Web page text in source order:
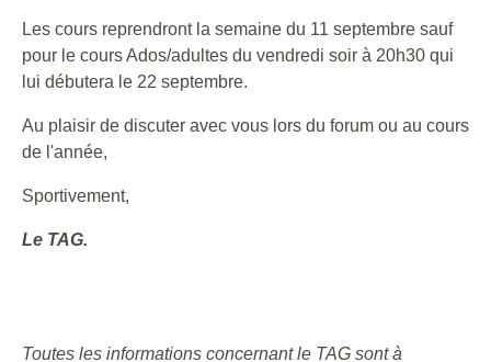
Les cours reprendront la semaine du 11 septembre sauf
pour le cours Ados/adultes du vendredi soir à 20h30 qui
lui débutera le 22 septembre.
Au plaisir de discuter avec vous lors du forum ou au cours
de l'année,
Sportivement,
Le TAG.
Toutes les informations concernant le TAG sont à